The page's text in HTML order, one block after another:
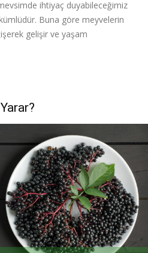
ihtiyaç duyabileceğimiz
Buna göre meyvelerin
gelişir ve yaşam